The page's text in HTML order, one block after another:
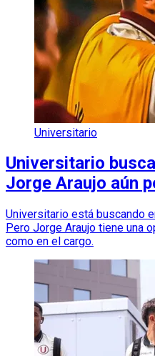
Universitario
Universitario
Jorge Araujo aún
Universitario está buscando
Pero Jorge Araujo tiene una
como en el cargo.